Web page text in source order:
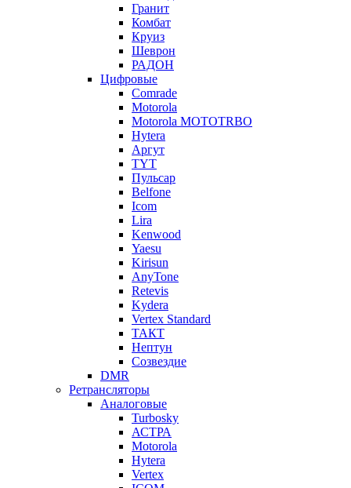
Гранит
Комбат
Круиз
Шеврон
РАДОН
Цифровые
Comrade
Motorola
Motorola MOTOTRBO
Hytera
Аргут
TYT
Пульсар
Belfone
Icom
Lira
Kenwood
Yaesu
Kirisun
AnyTone
Retevis
Kydera
Vertex Standard
ТАКТ
Нептун
Созвездие
DMR
Ретрансляторы
Аналоговые
Turbosky
АСТРА
Motorola
Hytera
Vertex